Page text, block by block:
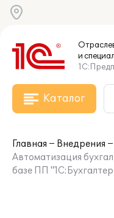
и
Каталог
Главная
Внедрения
Автоматизация
базе ПП